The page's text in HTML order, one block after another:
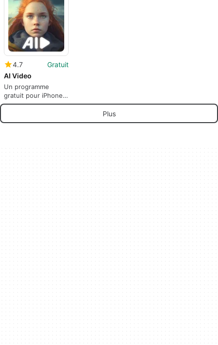
4.7
Gratuit
AI Video
Un programme
gratuit pour iPhone,
par Adir Kol.
Plus